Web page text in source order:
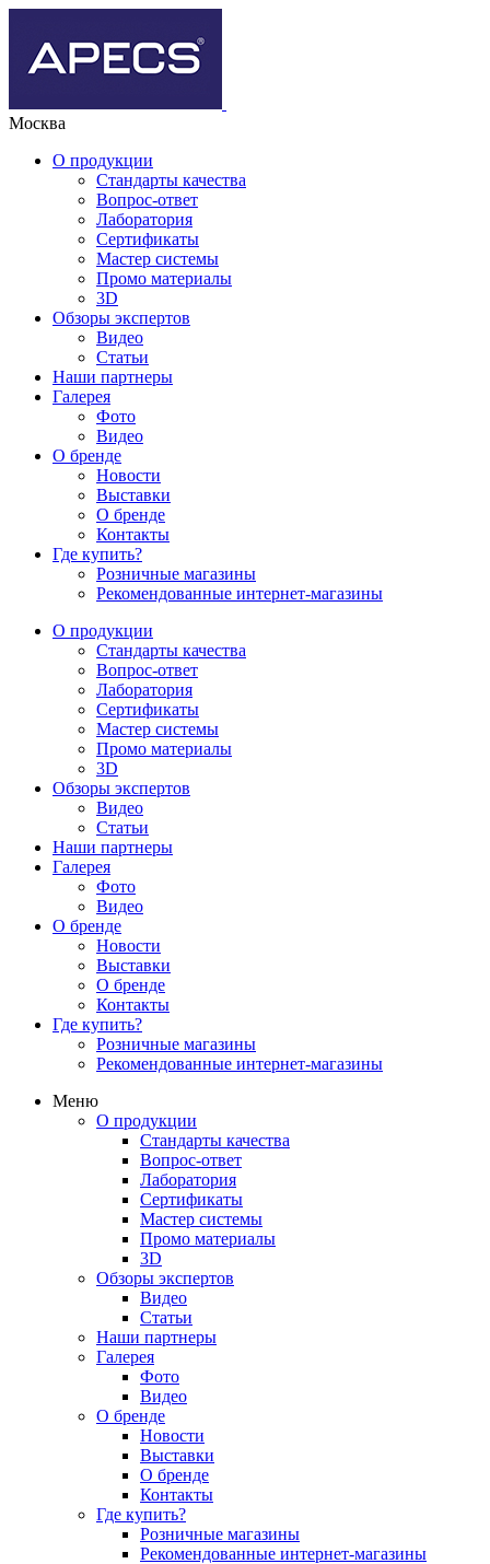
Москва
О продукции
Стандарты качества
Вопрос-ответ
Лаборатория
Сертификаты
Мастер системы
Промо материалы
3D
Обзоры экспертов
Видео
Статьи
Наши партнеры
Галерея
Фото
Видео
О бренде
Новости
Выставки
О бренде
Контакты
Где купить?
Розничные магазины
Рекомендованные интернет-магазины
О продукции
Стандарты качества
Вопрос-ответ
Лаборатория
Сертификаты
Мастер системы
Промо материалы
3D
Обзоры экспертов
Видео
Статьи
Наши партнеры
Галерея
Фото
Видео
О бренде
Новости
Выставки
О бренде
Контакты
Где купить?
Розничные магазины
Рекомендованные интернет-магазины
Меню
О продукции
Стандарты качества
Вопрос-ответ
Лаборатория
Сертификаты
Мастер системы
Промо материалы
3D
Обзоры экспертов
Видео
Статьи
Наши партнеры
Галерея
Фото
Видео
О бренде
Новости
Выставки
О бренде
Контакты
Где купить?
Розничные магазины
Рекомендованные интернет-магазины